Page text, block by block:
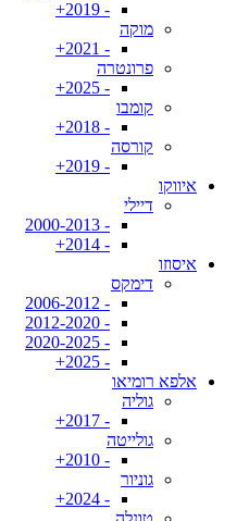
- 2019+
מוקה
- 2021+
פרונטרה
- 2025+
קומבו
- 2018+
קורסה
- 2019+
איווקו
דיילי
- 2000-2013
- 2014+
איסוזו
דימקס
- 2006-2012
- 2012-2020
- 2020-2025
- 2025+
אלפא רומיאו
גוליה
- 2017+
גולייטה
- 2010+
גוניור
- 2024+